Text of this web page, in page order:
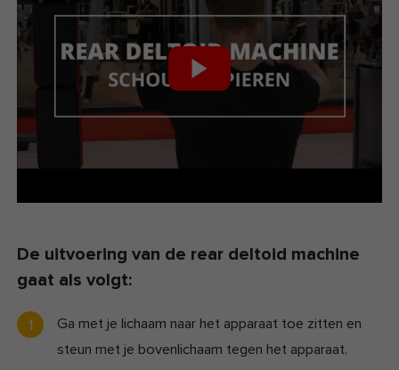
De uitvoering van de rear deltoid machine
gaat als volgt:
Ga met je lichaam naar het apparaat toe zitten en
steun met je bovenlichaam tegen het apparaat.